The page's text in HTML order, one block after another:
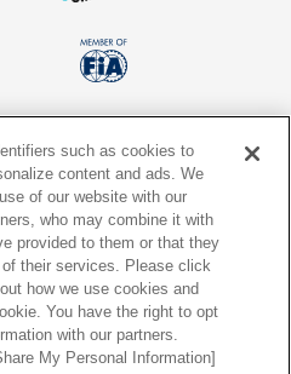
個人情報の取り扱いについて
ソーシャルメディア利用規約
情報提供終了のお知らせ
such as cookies to
content and ads. We
of our website with our
who may combine it with
provided to them or that they
their services. Please click
how we use cookies and
You have the right to opt
with our partners.
My Personal Information]